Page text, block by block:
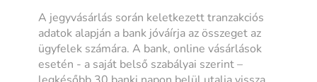
A jegyvásárlás során keletkezett tranzakciós
adatok alapján a bank jóváírja az összeget az
ügyfelek számára. A bank, online vásárlások
esetén - a saját belső szabályai szerint –